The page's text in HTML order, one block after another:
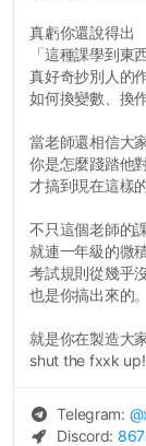
真虧你還說得出
「這種課學到東
真好奇抄別人的
如何換變數、換
當老師還相信大
你是怎麼踐踏他
才搞到現在這樣
不只這個老師的
就連一年級的微
考試規則從幾乎
也是你搞出來的。
就是你在製造大
shut the fxxk up!
Telegram: @
Discord: